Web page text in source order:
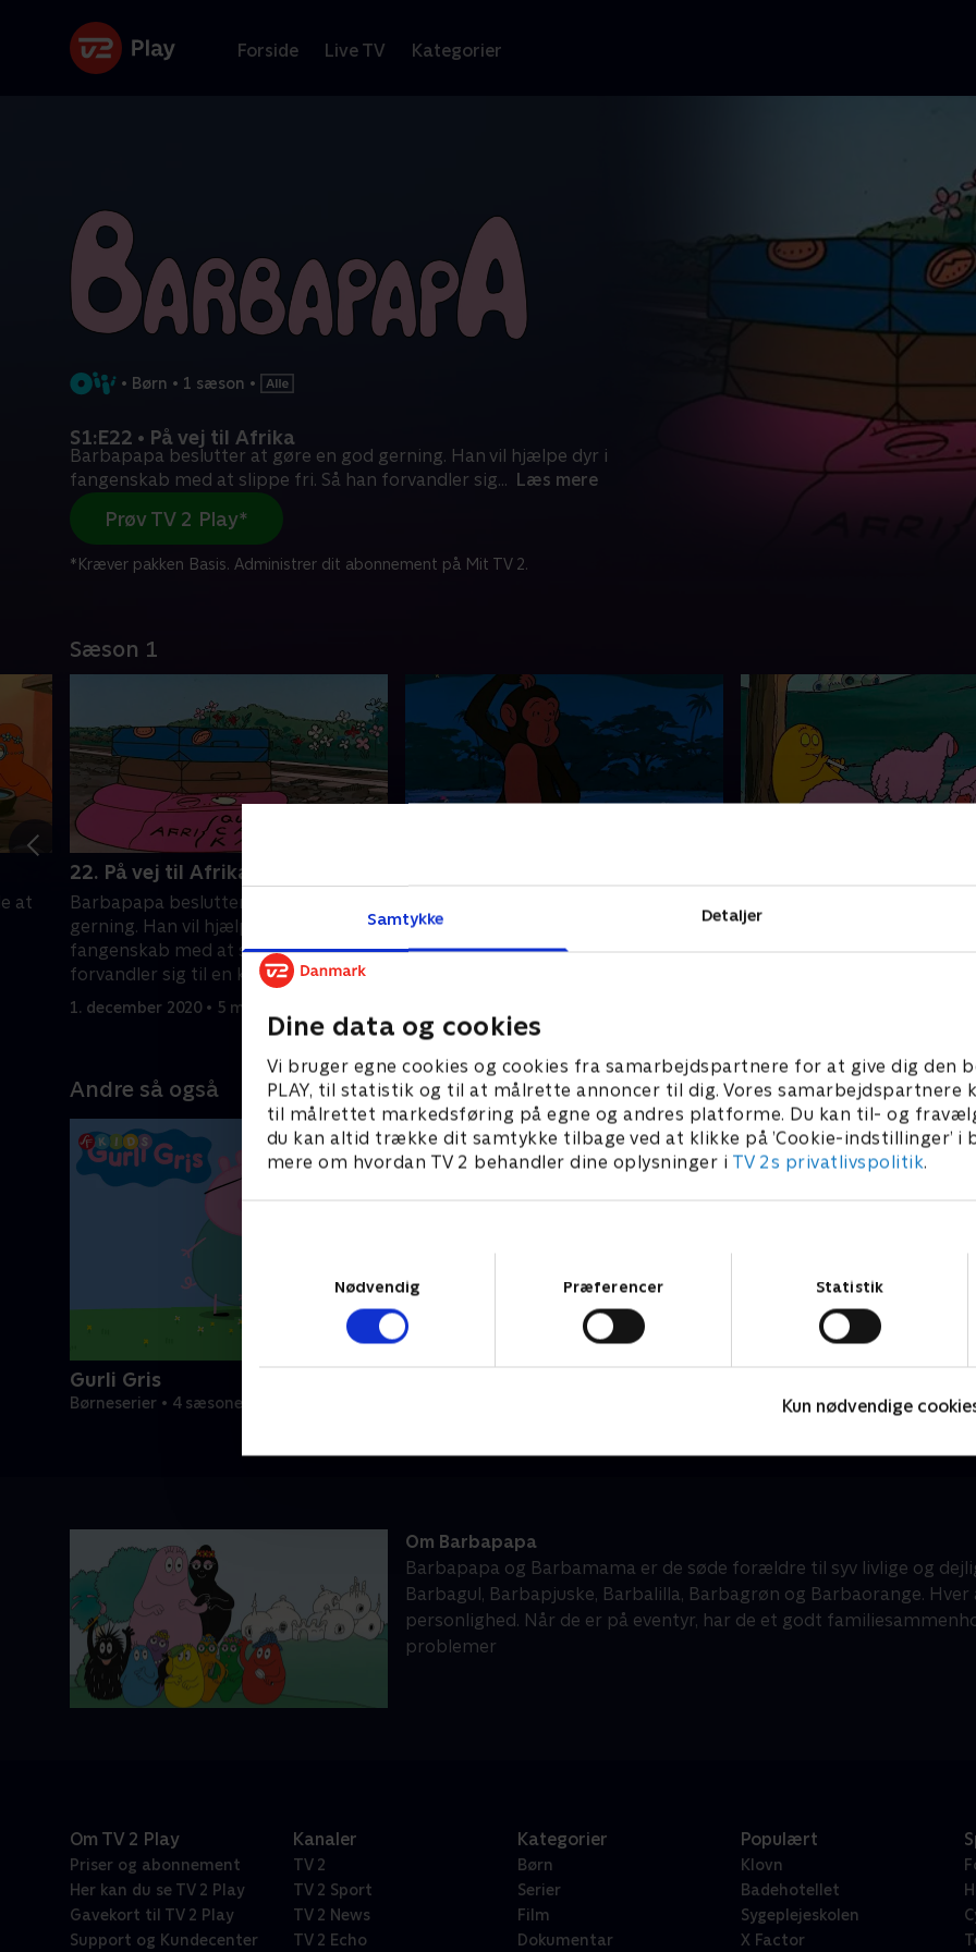
Samtykke Detaljer
Dine data og cookies
Vi bruger egne cookies og cookies fra samarbejdspartnere for at give dig den
PLAY, til statistik og til at målrette annoncer til dig. Vores samarbejdspartnere
til målrettet markedsføring på egne og andres platforme. Du kan til- og
du kan altid trække dit samtykke tilbage ved at klikke på ’Cookie-indstillinger’ i
mere om hvordan TV 2 behandler dine oplysninger i TV 2s privatlivspolitik.
Nødvendig
Præferencer Statistik
Kun nødvendige
Forside Live TV Kategorier
• Børn • 1 sæson •
S1:E22 • På vej til Afrika
Barbapapa beslutter at gøre en god gerning. Han vil hjælpe dyr i
fangenskab med at slippe fri. Så han forvandler sig... Læs mere
Prøv TV 2 Play*
*Kræver pakken Basis. Administrer dit abonnement på Mit TV 2.
Sæson 1
at
22. På vej til Afrika
Barbapapa beslutter at gøre en god
gerning. Han vil hjælpe dyr i
fangenskab med at slippe fri. Så han
forvandler sig til en kuffert
1. december 2020 • 5 min
tilbage til Afrika. Da de ankommer, er
alle lykkelige over at finde deres
sker noget uventet. Ved et
Andre så også
Gurli Gris
Børneserier • 4 sæsoner
Om Barbapapa
Barbapapa og Barbamama er de søde forældre til syv livlige og
Barbagul, Barbapjuske, Barbalilla, Barbagrøn og Barbaorange.
personlighed. Når de er på eventyr, har de et godt
problemer
Om TV 2 Play
Priser og abonnement
Her kan du se TV 2 Play
Gavekort til TV 2 Play
Support og Kundecenter
Kanaler
TV 2
TV 2 Sport
TV 2 News
TV 2 Echo
Kategorier
Børn
Serier
Film
Dokumentar
Populært
Klovn
Badehotellet
Sygeplejeskolen
X Factor